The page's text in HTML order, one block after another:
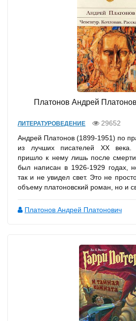
Платонов Андрей
ЛИТЕРАТУРОВЕДЕНИЕ
29652
Андрей Платонов (1899-1951) по
из лучших писателей XX века.
пришло к нему лишь после
был написан в 1926-1929 годах,
так и не увидел свет. Это не
объему платоновский роман, но и
Платонов Андрей Платонович